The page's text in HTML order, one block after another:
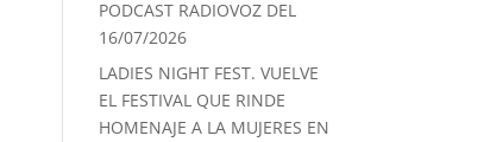
PODCAST RADIOVOZ DEL
16/07/2026
LADIES NIGHT FEST. VUELVE
EL FESTIVAL QUE RINDE
HOMENAJE A LA MUJERES EN